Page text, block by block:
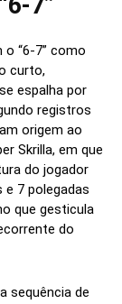
“6-7” como
curto,
espalha por
registros
origem ao
Skrilla, em que
do jogador
e 7 polegadas
que gesticula
do
sequência de